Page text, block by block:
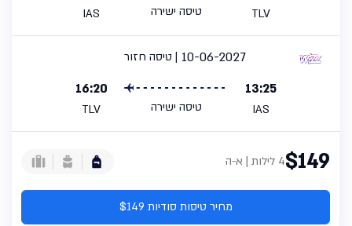
TLV טיסה ישירה IAS
טיסה חזור
10-06-2027
13:25
IAS טיסה ישירה
16:20
TLV
$1494 לילות | א-ה
מחיר טיסות סודיות $149